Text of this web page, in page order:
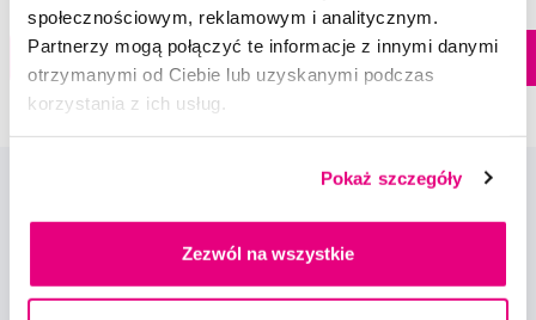
społecznościowym, reklamowym i analitycznym.
Partnerzy mogą połączyć te informacje z innymi danymi
otrzymanymi od Ciebie lub uzyskanymi podczas
korzystania z ich usług.
Pokaż szczegóły
Zezwól na wszystkie
Do koszyka
Natychmiast w
1 sklepie
Do koszyka